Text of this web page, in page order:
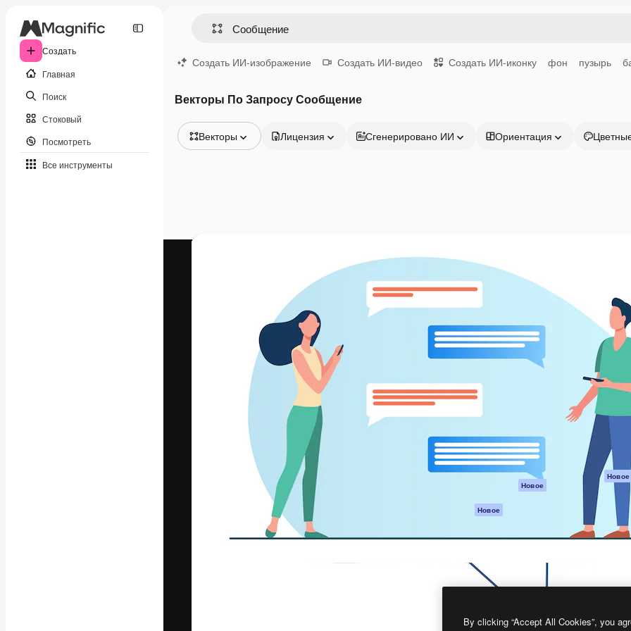
Создать
Главная
Поиск
Стоковый
Посмотреть
Все инструменты
Создать ИИ-изображение Создать ИИ-видео Создать ИИ-иконку фон пузырь
Векторы По Запросу Сообщение
Векторы
Видео
Лицензия Сгенерировано ИИ Ориентация
Креативная платформа для создания
ваших лучших работ. Более 1 миллиона
подписчиков среди креаторов,
предприятий, агентств и студий.
Pусский
Продукция
Spaces
ИИ-помощник
Генератор
Генератор видео
на основе ИИ
Стоковый контент
Новое
Новое
Мобильное
приложение
Все инструменты
Magnific
Начать
Документация по
Пакету ИИ
Служба
поддержки
Условия и
положения
Политика
Оригиналы Новое
Политика файлов
Центр доверия
Партнеры
By clicking “Accept All Cookies”, you